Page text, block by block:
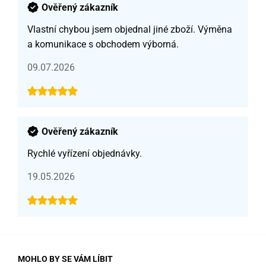
Ověřený zákazník
Vlastní chybou jsem objednal jiné zboží. Výměna
a komunikace s obchodem výborná.
09.07.2026
Ověřený zákazník
Rychlé vyřízení objednávky.
19.05.2026
MOHLO BY SE VÁM LÍBIT